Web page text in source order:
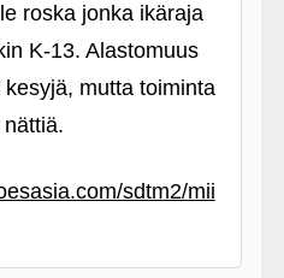
roska jonka ikäraja
K-13. Alastomuus
mutta toiminta
sdtm2/mii